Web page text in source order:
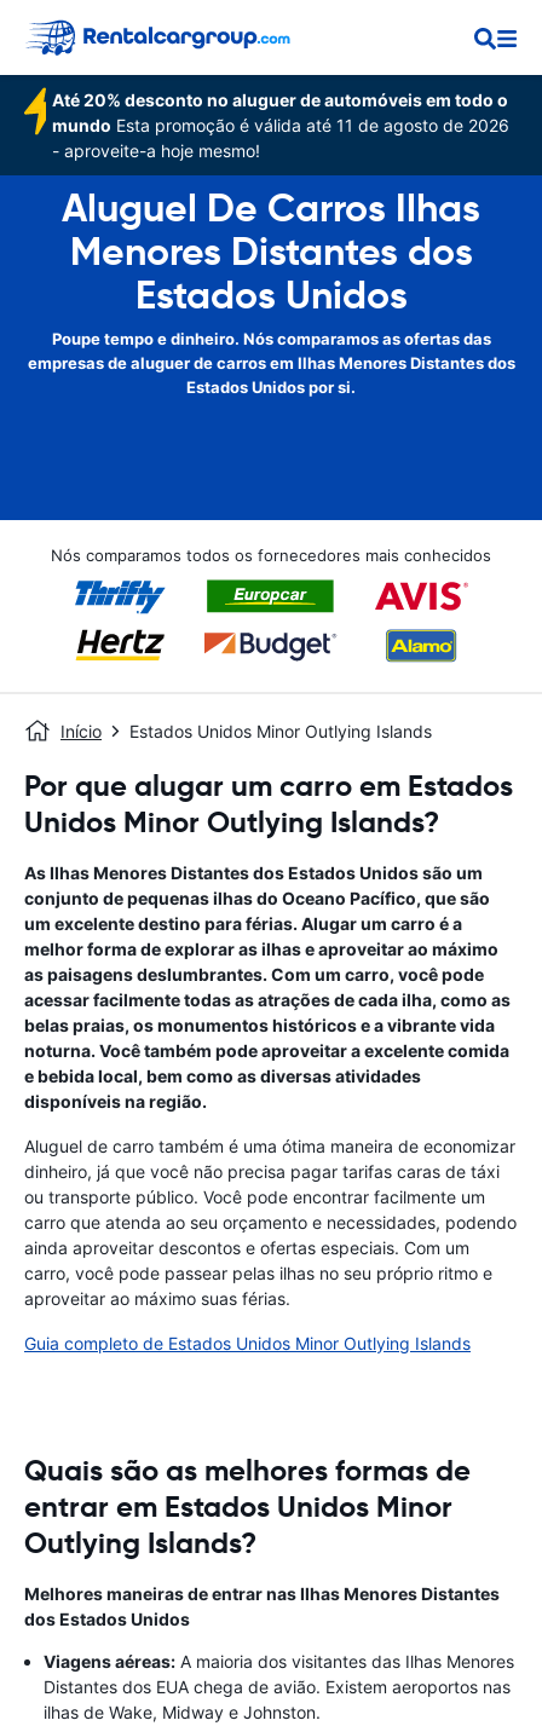
Até 20% desconto no aluguer de automóveis em todo o
mundo Esta promoção é válida até 11 de agosto de 2026
- aproveite-a hoje mesmo!
Aluguel De Carros Ilhas
Menores Distantes dos
Estados Unidos
Poupe tempo e dinheiro. Nós comparamos as ofertas das
empresas de aluguer de carros em Ilhas Menores Distantes dos
Estados Unidos por si.
Nós comparamos todos os fornecedores mais conhecidos
Início Estados Unidos Minor Outlying Islands
Por que alugar um carro em Estados
Unidos Minor Outlying Islands?
As Ilhas Menores Distantes dos Estados Unidos são um
conjunto de pequenas ilhas do Oceano Pacífico, que são
um excelente destino para férias. Alugar um carro é a
melhor forma de explorar as ilhas e aproveitar ao máximo
as paisagens deslumbrantes. Com um carro, você pode
acessar facilmente todas as atrações de cada ilha, como as
belas praias, os monumentos históricos e a vibrante vida
noturna. Você também pode aproveitar a excelente comida
e bebida local, bem como as diversas atividades
disponíveis na região.
Aluguel de carro também é uma ótima maneira de economizar
dinheiro, já que você não precisa pagar tarifas caras de táxi
ou transporte público. Você pode encontrar facilmente um
carro que atenda ao seu orçamento e necessidades, podendo
ainda aproveitar descontos e ofertas especiais. Com um
carro, você pode passear pelas ilhas no seu próprio ritmo e
aproveitar ao máximo suas férias.
Guia completo de Estados Unidos Minor Outlying Islands
Quais são as melhores formas de
entrar em Estados Unidos Minor
Outlying Islands?
Melhores maneiras de entrar nas Ilhas Menores Distantes
dos Estados Unidos
Viagens aéreas: A maioria dos visitantes das Ilhas Menores
Distantes dos EUA chega de avião. Existem aeroportos nas
ilhas de Wake, Midway e Johnston.